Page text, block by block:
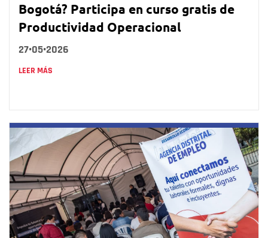
Bogotá? Participa en curso gratis de
Productividad Operacional
27•05•2026
LEER MÁS